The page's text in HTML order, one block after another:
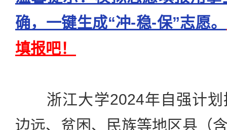
确，一键生成“冲-稳-保”志愿。
填报吧！
浙江大学2024年自强计划
边远、贫困、民族等地区县（